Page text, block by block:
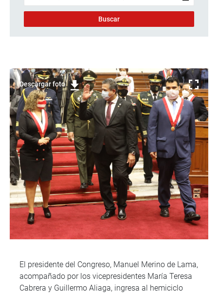
Descargar foto
El presidente del Congreso, Manuel Merino de Lama,
acompañado por los vicepresidentes María Teresa
Cabrera y Guillermo Aliaga, ingresa al hemiciclo